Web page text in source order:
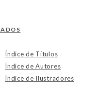
Índice de Títulos
Índice de Autores
Índice de Ilustradores